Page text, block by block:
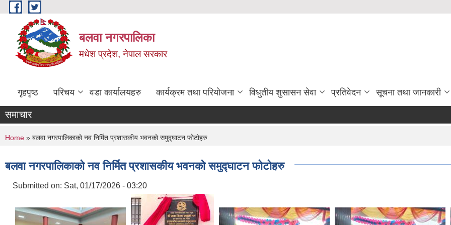
Skip to main content
बलवा नगरपालिका
मधेश प्रदेश, नेपाल सरकार
गृहपृष्ठ परिचय वडा कार्यालयहरु कार्यक्रम तथा परियोजना विधुतीय शुसासन सेवा प्रतिवेदन सूचना तथा जानकारी
समाचार
You are here
Home » बलवा नगरपालिकाको नव निर्मित प्रशासकीय भवनको समुद्घाटन फोटोहरु
बलवा नगरपालिकाको नव निर्मित प्रशासकीय भवनको समुद्घाटन फोटोहरु
Submitted on: Sat, 01/17/2026 - 03:20